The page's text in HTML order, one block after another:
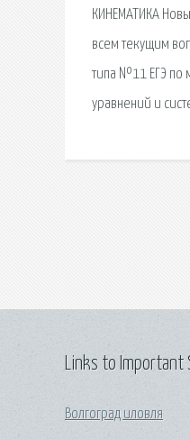
КИНЕМАТИКА
всем текущим
типа №11 ЕГЭ по
уравнений и
Links to Important
Волгоград иловля